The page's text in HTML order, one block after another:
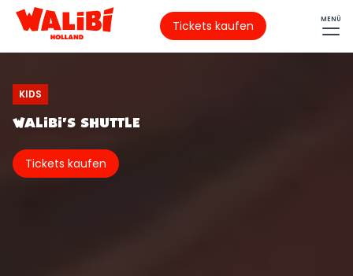
Tickets kaufen MENÜ
KIDS
WALIBI'S SHUTTLE
Tickets kaufen